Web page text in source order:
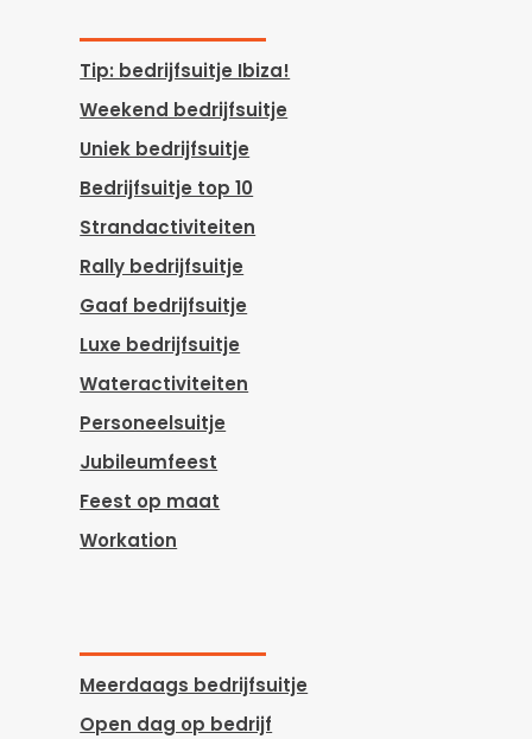
Tip: bedrijfsuitje Ibiza!
Weekend bedrijfsuitje
Uniek bedrijfsuitje
Bedrijfsuitje top 10
Strandactiviteiten
Rally bedrijfsuitje
Gaaf bedrijfsuitje
Luxe bedrijfsuitje
Wateractiviteiten
Personeelsuitje
Jubileumfeest
Feest op maat
Workation
Meerdaags bedrijfsuitje
Open dag op bedrijf